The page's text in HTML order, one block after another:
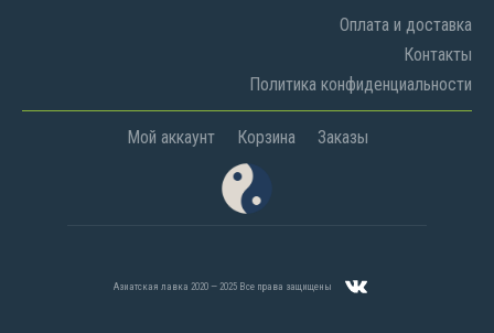
Оплата и доставка
Контакты
Политика конфиденциальности
Мой аккаунт Корзина Заказы
Азиатская лавка 2020 — 2025 Все права защищены